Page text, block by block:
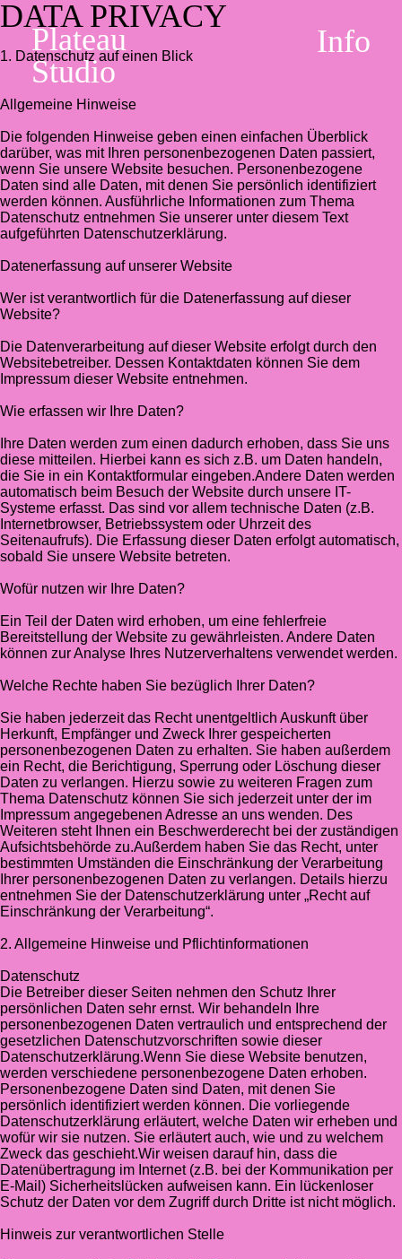
Plateau
Studio
Info
DATA PRIVACY
1. Datenschutz auf einen Blick
Allgemeine Hinweise
Die folgenden Hinweise geben einen einfachen Überblick
darüber, was mit Ihren personenbezogenen Daten passiert,
wenn Sie unsere Website besuchen. Personenbezogene
Daten sind alle Daten, mit denen Sie persönlich identifiziert
werden können. Ausführliche Informationen zum Thema
Datenschutz entnehmen Sie unserer unter diesem Text
aufgeführten Datenschutzerklärung.
Datenerfassung auf unserer Website
Wer ist verantwortlich für die Datenerfassung auf dieser
Website?
Die Datenverarbeitung auf dieser Website erfolgt durch den
Websitebetreiber. Dessen Kontaktdaten können Sie dem
Impressum dieser Website entnehmen.
Wie erfassen wir Ihre Daten?
Ihre Daten werden zum einen dadurch erhoben, dass Sie uns
diese mitteilen. Hierbei kann es sich z.B. um Daten handeln,
die Sie in ein Kontaktformular eingeben.Andere Daten werden
automatisch beim Besuch der Website durch unsere IT-
Systeme erfasst. Das sind vor allem technische Daten (z.B.
Internetbrowser, Betriebssystem oder Uhrzeit des
Seitenaufrufs). Die Erfassung dieser Daten erfolgt automatisch,
sobald Sie unsere Website betreten.
Wofür nutzen wir Ihre Daten?
Ein Teil der Daten wird erhoben, um eine fehlerfreie
Bereitstellung der Website zu gewährleisten. Andere Daten
können zur Analyse Ihres Nutzerverhaltens verwendet werden.
Welche Rechte haben Sie bezüglich Ihrer Daten?
Sie haben jederzeit das Recht unentgeltlich Auskunft über
Herkunft, Empfänger und Zweck Ihrer gespeicherten
personenbezogenen Daten zu erhalten. Sie haben außerdem
ein Recht, die Berichtigung, Sperrung oder Löschung dieser
Daten zu verlangen. Hierzu sowie zu weiteren Fragen zum
Thema Datenschutz können Sie sich jederzeit unter der im
Impressum angegebenen Adresse an uns wenden. Des
Weiteren steht Ihnen ein Beschwerderecht bei der zuständigen
Aufsichtsbehörde zu.Außerdem haben Sie das Recht, unter
bestimmten Umständen die Einschränkung der Verarbeitung
Ihrer personenbezogenen Daten zu verlangen. Details hierzu
entnehmen Sie der Datenschutzerklärung unter „Recht auf
Einschränkung der Verarbeitung“.
2. Allgemeine Hinweise und Pflichtinformationen
Datenschutz
Die Betreiber dieser Seiten nehmen den Schutz Ihrer
persönlichen Daten sehr ernst. Wir behandeln Ihre
personenbezogenen Daten vertraulich und entsprechend der
gesetzlichen Datenschutzvorschriften sowie dieser
Datenschutzerklärung.Wenn Sie diese Website benutzen,
werden verschiedene personenbezogene Daten erhoben.
Personenbezogene Daten sind Daten, mit denen Sie
persönlich identifiziert werden können. Die vorliegende
Datenschutzerklärung erläutert, welche Daten wir erheben und
wofür wir sie nutzen. Sie erläutert auch, wie und zu welchem
Zweck das geschieht.Wir weisen darauf hin, dass die
Datenübertragung im Internet (z.B. bei der Kommunikation per
E-Mail) Sicherheitslücken aufweisen kann. Ein lückenloser
Schutz der Daten vor dem Zugriff durch Dritte ist nicht möglich.
Hinweis zur verantwortlichen Stelle